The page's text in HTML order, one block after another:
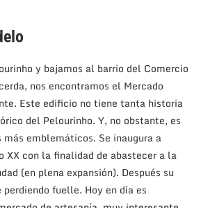
y bajamos al barrio del Comercio
nos encontramos el Mercado
Este edificio no tiene tanta historia
del Pelourinho. Y, no obstante, es
emblemáticos. Se inaugura a
XX con la finalidad de abastecer a la
(en plena expansión). Después su
fuelle. Hoy en día es